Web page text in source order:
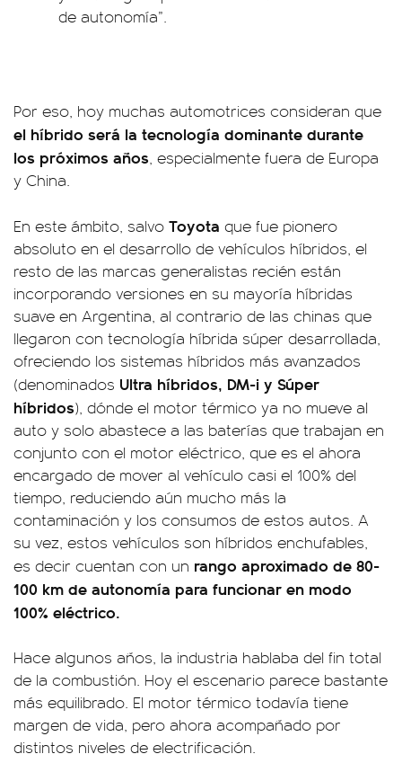
de autonomía”.
Por eso, hoy muchas automotrices consideran que
el híbrido será la tecnología dominante durante
los próximos años, especialmente fuera de Europa
y China.
En este ámbito, salvo Toyota que fue pionero
absoluto en el desarrollo de vehículos híbridos, el
resto de las marcas generalistas recién están
incorporando versiones en su mayoría híbridas
suave en Argentina, al contrario de las chinas que
llegaron con tecnología híbrida súper desarrollada,
ofreciendo los sistemas híbridos más avanzados
(denominados Ultra híbridos, DM-i y Súper
híbridos), dónde el motor térmico ya no mueve al
auto y solo abastece a las baterías que trabajan en
conjunto con el motor eléctrico, que es el ahora
encargado de mover al vehículo casi el 100% del
tiempo, reduciendo aún mucho más la
contaminación y los consumos de estos autos. A
su vez, estos vehículos son híbridos enchufables,
es decir cuentan con un rango aproximado de 80-
100 km de autonomía para funcionar en modo
100% eléctrico.
Hace algunos años, la industria hablaba del fin total
de la combustión. Hoy el escenario parece bastante
más equilibrado. El motor térmico todavía tiene
margen de vida, pero ahora acompañado por
distintos niveles de electrificación.